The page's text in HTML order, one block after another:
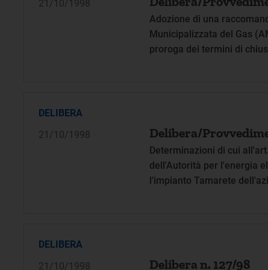
21/10/1998
Adozione di una
Municipalizzata del Gas
proroga dei termini di
DELIBERA
21/10/1998
Delibera/
Determinazioni di cui
dell'Autorità per l'energia
l'impianto Tamarete
DELIBERA
21/10/1998
Delibera n. 127/98